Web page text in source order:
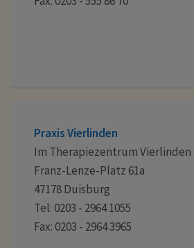
Praxis Vierlinden
Im Therapiezentrum Vierlinden
Franz-Lenze-Platz 61a
47178 Duisburg
Tel: 0203 - 2964 1055
Fax: 0203 - 2964 3965